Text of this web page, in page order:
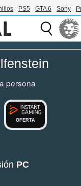
PS5 GTA 6 Sony
persona
OFERTA
PC